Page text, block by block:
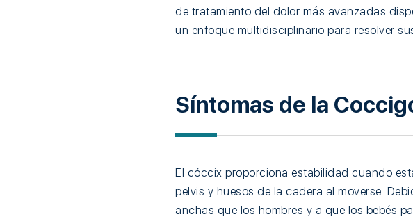
de tratamiento del dolor más avanzadas
un enfoque multidisciplinario para resolver
Síntomas de la
El cóccix proporciona estabilidad cuando
pelvis y huesos de la cadera al moverse.
anchas que los hombres y a que los bebés